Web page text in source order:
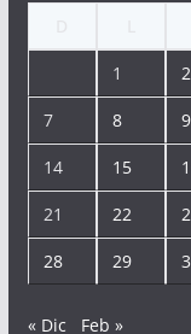
1 2
7 8 9
14 15
21 22
28 29
« Dic Feb »